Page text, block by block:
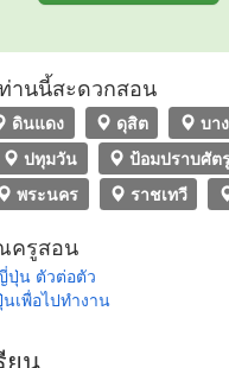
นนี้สะดวกสอน
ดินแดง ดุสิต
บา
ปทุมวัน
ป้อมปราบศัต
พระนคร ราชเทวี
ครูสอน
ปุ่น ตัวต่อตัว
เพื่อไปทำงาน
ยน